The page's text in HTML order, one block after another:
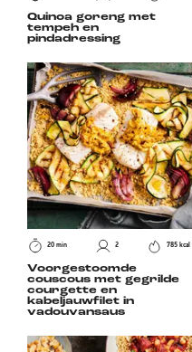
Quinoa goreng met
tempeh en
pindadressing
20 min 2 785 kcal
Voorgestoomde
couscous met gegrilde
courgette en
kabeljauwfilet in
vadouvansaus